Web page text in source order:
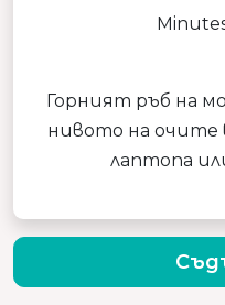
Горният ръб на
нивото на очите
лаптопа